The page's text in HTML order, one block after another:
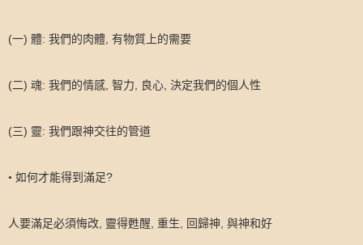
(一) 體: 我們的肉體 有物質上的需要
(二) 魂: 我們的情感 智力 良心 決定我們的個人性
(三) 靈: 我們跟神交往的管道
• 如何才能得到滿足?
人要滿足必須悔改 靈得甦醒 重生 回歸神 與神和好